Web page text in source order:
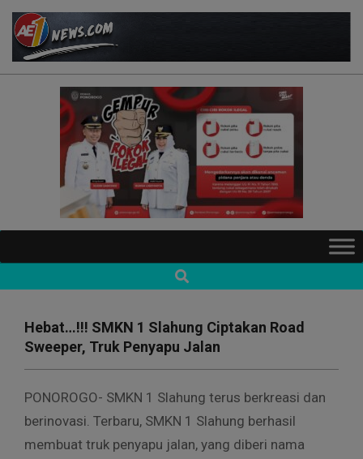
Skip
content
AE1NEWS
Navigation
Search
Hebat…!!! SMKN 1 Slahung Ciptakan Road
Sweeper, Truk Penyapu Jalan
PONOROGO- SMKN 1 Slahung terus berkreasi dan
berinovasi. Terbaru, SMKN 1 Slahung berhasil
membuat truk penyapu jalan, yang diberi nama